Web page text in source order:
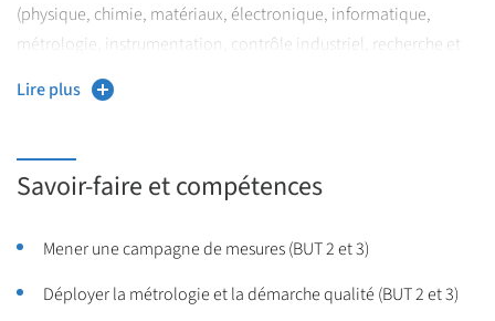
(physique, chimie, matériaux, électronique, informatique,
métrologie, instrumentation, contrôle industriel, recherche et
développement).
pour objectif de développer des compétences scientifiques et
techniques en lien avec la surveillance et l’analyse de
Les diplômés du parcours MAE sont formés pour devenir des
et analyse environnementale, capables de mettre en œuvre des
Lire plus
Savoir-faire et compétences
Mener une campagne de mesures (BUT 2 et 3)
Déployer la métrologie et la démarche qualité (BUT 2 et 3)